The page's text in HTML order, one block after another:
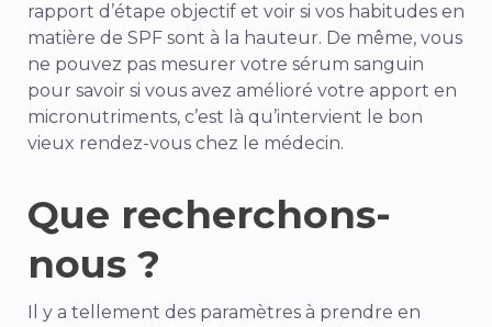
rapport d’étape objectif et voir si vos habitudes en
matière de SPF sont à la hauteur. De même, vous
ne pouvez pas mesurer votre sérum sanguin
pour savoir si vous avez amélioré votre apport en
micronutriments, c’est là qu’intervient le bon
vieux rendez-vous chez le médecin.
Que recherchons-
nous ?
Il y a tellement des paramètres à prendre en